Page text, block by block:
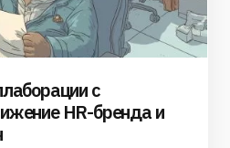
с
HR-бренда и